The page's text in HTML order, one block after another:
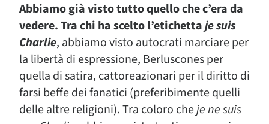
Abbiamo già visto tutto quello che c’era da
vedere. Tra chi ha scelto l’etichettaje suis
Charlie, abbiamo visto autocrati marciare per
la libertà di espressione, Berluscones per
quella di satira, cattoreazionari per il diritto di
farsi beffe dei fanatici (preferibimente quelli
delle altre religioni). Tra coloro cheje ne suis